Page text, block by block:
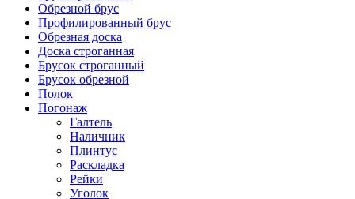
Обрезной брус
Профилированный брус
Обрезная доска
Доска строганная
Брусок строганный
Брусок обрезной
Полок
Погонаж
Галтель
Наличник
Плинтус
Раскладка
Рейки
Уголок